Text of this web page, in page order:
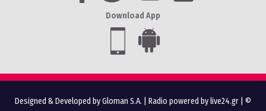
Download App
Designed & Developed by Gloman S.A. Radio powered by live24.gr | ©